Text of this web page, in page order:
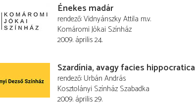
Énekes madár
rendező Vidnyánszky Attila m.v.
Komáromi Jókai Színház
2009. április 24.
Szardínia, avagy facies hippocratica
rendező Urbán András
Kosztolányi Színház Szabadka
2009. április 29.